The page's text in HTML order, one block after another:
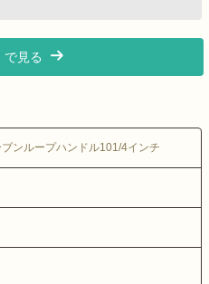
で見る
ンループハンドル101/4インチ